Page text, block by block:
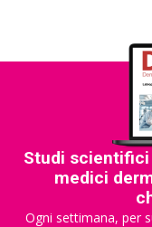
Studi
medici
Ogni settimana, per